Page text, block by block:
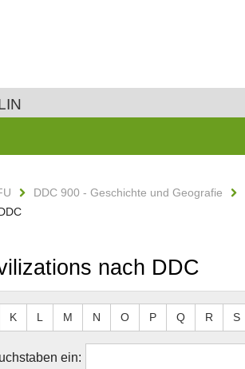
DDC 900 - Geschichte und Geografie
nach DDC
K L M N O P Q R S
ein: